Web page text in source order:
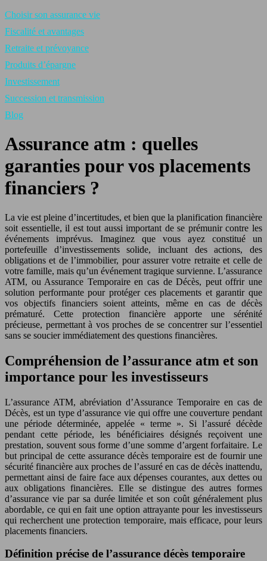
Choisir son assurance vie
Fiscalité et avantages
Retraite et prévoyance
Produits d’épargne
Investissement
Succession et transmission
Blog
Assurance atm : quelles
garanties pour vos placements
financiers ?
La vie est pleine d’incertitudes, et bien que la planification financière
soit essentielle, il est tout aussi important de se prémunir contre les
événements imprévus. Imaginez que vous ayez constitué un
portefeuille d’investissements solide, incluant des actions, des
obligations et de l’immobilier, pour assurer votre retraite et celle de
votre famille, mais qu’un événement tragique survienne. L’assurance
ATM, ou Assurance Temporaire en cas de Décès, peut offrir une
solution performante pour protéger ces placements et garantir que
vos objectifs financiers soient atteints, même en cas de décès
prématuré. Cette protection financière apporte une sérénité
précieuse, permettant à vos proches de se concentrer sur l’essentiel
sans se soucier immédiatement des questions financières.
Compréhension de l’assurance atm et son
importance pour les investisseurs
L’assurance ATM, abréviation d’Assurance Temporaire en cas de
Décès, est un type d’assurance vie qui offre une couverture pendant
une période déterminée, appelée « terme ». Si l’assuré décède
pendant cette période, les bénéficiaires désignés reçoivent une
prestation, souvent sous forme d’une somme d’argent forfaitaire. Le
but principal de cette assurance décès temporaire est de fournir une
sécurité financière aux proches de l’assuré en cas de décès inattendu,
permettant ainsi de faire face aux dépenses courantes, aux dettes ou
aux obligations financières. Elle se distingue des autres formes
d’assurance vie par sa durée limitée et son coût généralement plus
abordable, ce qui en fait une option attrayante pour les investisseurs
qui recherchent une protection temporaire, mais efficace, pour leurs
placements financiers.
Définition précise de l’assurance décès temporaire